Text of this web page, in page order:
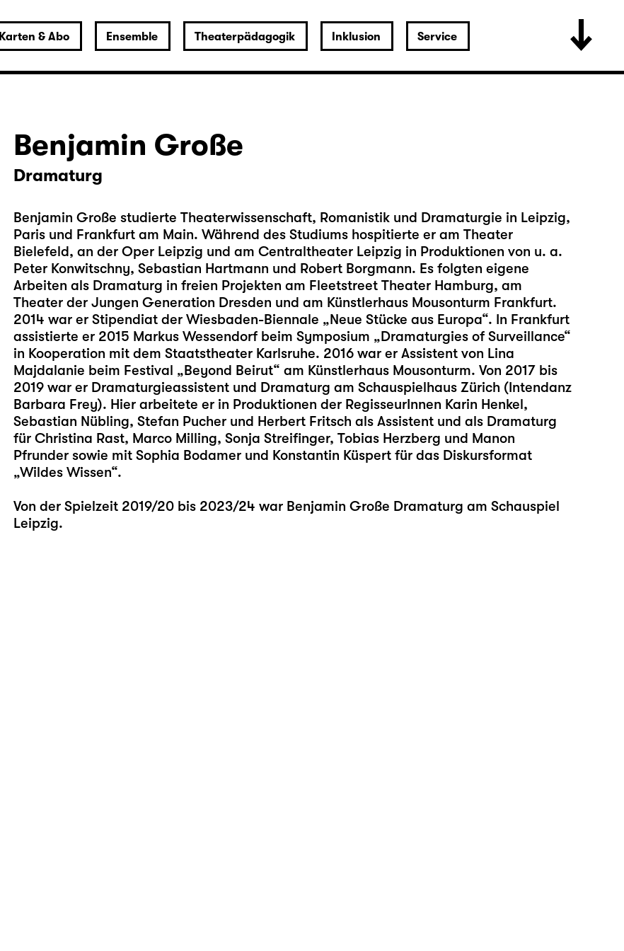
Karten & Abo Ensemble Theaterpädagogik Inklusion Service
Benjamin Große
Dramaturg
Benjamin Große studierte Theaterwissenschaft, Romanistik und Dramaturgie in Leipzig,
Paris und Frankfurt am Main. Während des Studiums hospitierte er am Theater
Bielefeld, an der Oper Leipzig und am Centraltheater Leipzig in Produktionen von u. a.
Peter Konwitschny, Sebastian Hartmann und Robert Borgmann. Es folgten eigene
Arbeiten als Dramaturg in freien Projekten am Fleetstreet Theater Hamburg, am
Theater der Jungen Generation Dresden und am Künstlerhaus Mousonturm Frankfurt.
2014 war er Stipendiat der Wiesbaden-Biennale „Neue Stücke aus Europa“. In Frankfurt
assistierte er 2015 Markus Wessendorf beim Symposium „Dramaturgies of Surveillance“
in Kooperation mit dem Staatstheater Karlsruhe. 2016 war er Assistent von Lina
Majdalanie beim Festival „Beyond Beirut“ am Künstlerhaus Mousonturm. Von 2017 bis
2019 war er Dramaturgieassistent und Dramaturg am Schauspielhaus Zürich (Intendanz
Barbara Frey). Hier arbeitete er in Produktionen der RegisseurInnen Karin Henkel,
Sebastian Nübling, Stefan Pucher und Herbert Fritsch als Assistent und als Dramaturg
für Christina Rast, Marco Milling, Sonja Streifinger, Tobias Herzberg und Manon
Pfrunder sowie mit Sophia Bodamer und Konstantin Küspert für das Diskursformat
„Wildes Wissen“.
Von der Spielzeit 2019/20 bis 2023/24 war Benjamin Große Dramaturg am Schauspiel
Leipzig.